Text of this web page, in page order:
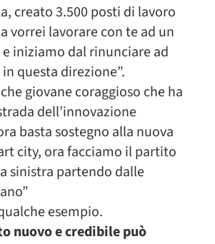
creato 3.500 posti di lavoro
vorrei lavorare con te ad un
iniziamo dal rinunciare ad
questa direzione”.
giovane coraggioso che ha
dell’innovazione
basta sostegno alla nuova
city, ora facciamo il partito
sinistra partendo dalle
esempio.
nuovo e credibile può